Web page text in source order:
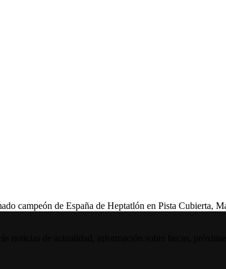
campeón de España de Heptatlón en Pista Cubierta,